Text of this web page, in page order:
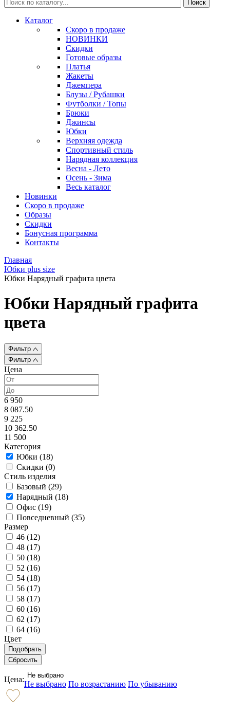
Каталог
Скоро в продаже
НОВИНКИ
Скидки
Готовые образы
Платья
Жакеты
Джемпера
Блузы / Рубашки
Футболки / Топы
Брюки
Джинсы
Юбки
Верхняя одежда
Спортивный стиль
Нарядная коллекция
Весна - Лето
Осень - Зима
Весь каталог
Новинки
Скоро в продаже
Образы
Скидки
Бонусная программа
Контакты
Главная
Юбки plus size
Юбки Нарядный графита цвета
Юбки Нарядный графита
цвета
Фильтр
Фильтр
Цена
6 950
8 087.50
9 225
10 362.50
11 500
Категория
Юбки (18)
Скидки (0)
Стиль изделия
Базовый (29)
Нарядный (18)
Офис (19)
Повседневный (35)
Размер
46 (12)
48 (17)
50 (18)
52 (16)
54 (18)
56 (17)
58 (17)
60 (16)
62 (17)
64 (16)
Цвет
Цена: Не выбрано
Не выбрано По возрастанию По убыванию